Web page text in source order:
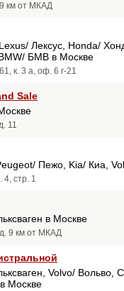
км от МКАД
Лексус, Honda/
БМВ в Москве
к. 3 а, оф. 6 г-21
Sale
11
Пежо, Kia/ Киа,
стр. 1
в Москве
9 км от МКАД
Volvo/
Москве